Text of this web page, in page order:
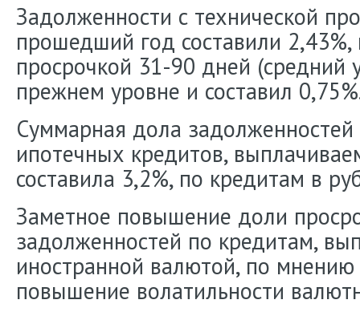
Задолженности с технической
прошедший год составили 2,43%,
просрочкой 31-90 дней (средний
прежнем уровне и составил
Суммарная дола
ипотечных кредитов,
составила 3,2%, по кредитам в
Заметное повышение доли
задолженностей по кредитам,
иностранной валютой, по мнению
повышение волатильности